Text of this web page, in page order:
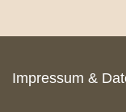
Impressum &